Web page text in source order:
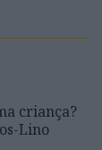
criança?
Lino